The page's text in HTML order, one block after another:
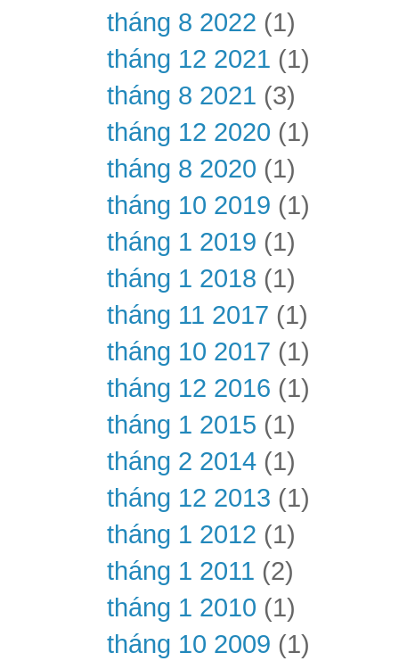
tháng 8 2022 (1)
tháng 12 2021 (1)
tháng 8 2021 (3)
tháng 12 2020 (1)
tháng 8 2020 (1)
tháng 10 2019 (1)
tháng 1 2019 (1)
tháng 1 2018 (1)
tháng 11 2017 (1)
tháng 10 2017 (1)
tháng 12 2016 (1)
tháng 1 2015 (1)
tháng 2 2014 (1)
tháng 12 2013 (1)
tháng 1 2012 (1)
tháng 1 2011 (2)
tháng 1 2010 (1)
tháng 10 2009 (1)